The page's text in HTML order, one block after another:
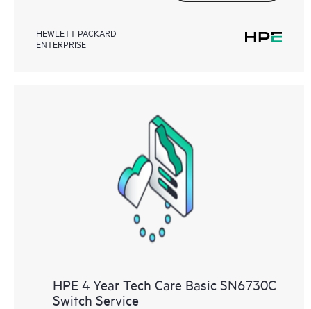
HEWLETT PACKARD
ENTERPRISE
HPE 4 Year Tech Care Basic SN6730C
Switch Service